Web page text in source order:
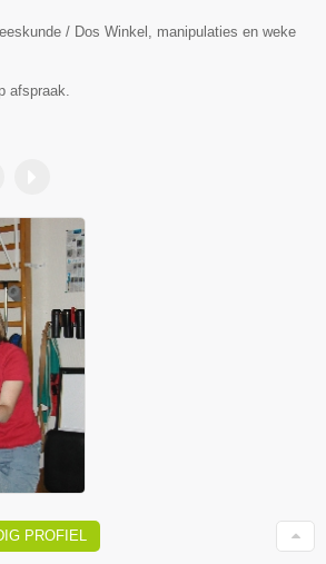
/ Dos Winkel, manipulaties en weke
afspraak.
PROFIEL